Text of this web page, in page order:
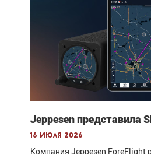
Jeppesen представила
16 июля 2026
Компания Jeppesen ForeFlight